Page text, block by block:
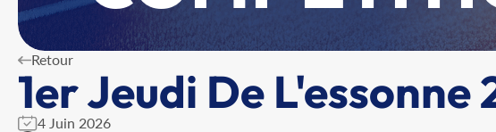
Retour
1er Jeudi De L'essonne
4 Juin 2026